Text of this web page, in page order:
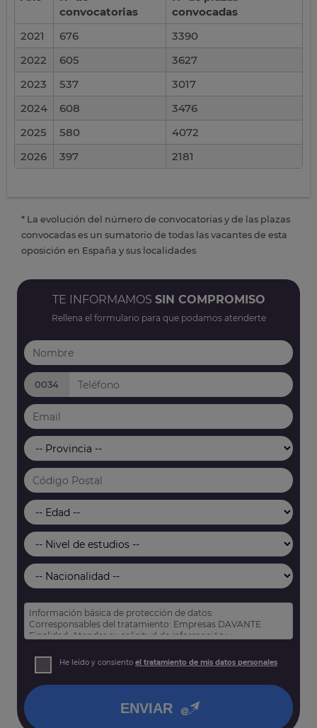
convocatorias
convocadas
2021
676
3390
2022
605
3627
2023
537
3017
2024
608
3476
2025
580
4072
2026
397 2181
* La evolución del número de convocatorias y de las plazas
convocadas es un sumatorio de todas las vacantes de esta
oposición en España y sus localidades
TE INFORMAMOS SIN COMPROMISO
Rellena el formulario para que podamos atenderte
0034
Información básica de protección de datos:
Corresponsables del tratamiento: Empresas DAVANTE
Finalidad: Atender su solicitud de información y
Derechos: Puede acceder, rectificar y suprimir sus datos,
así como otros derechos tal y como se explica en nuestra
He leído y consiento el tratamiento de mis datos personales
ENVIAR